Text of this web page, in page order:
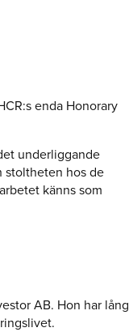
enda Honorary
underliggande
stoltheten hos de
känns som
AB. Hon har lång